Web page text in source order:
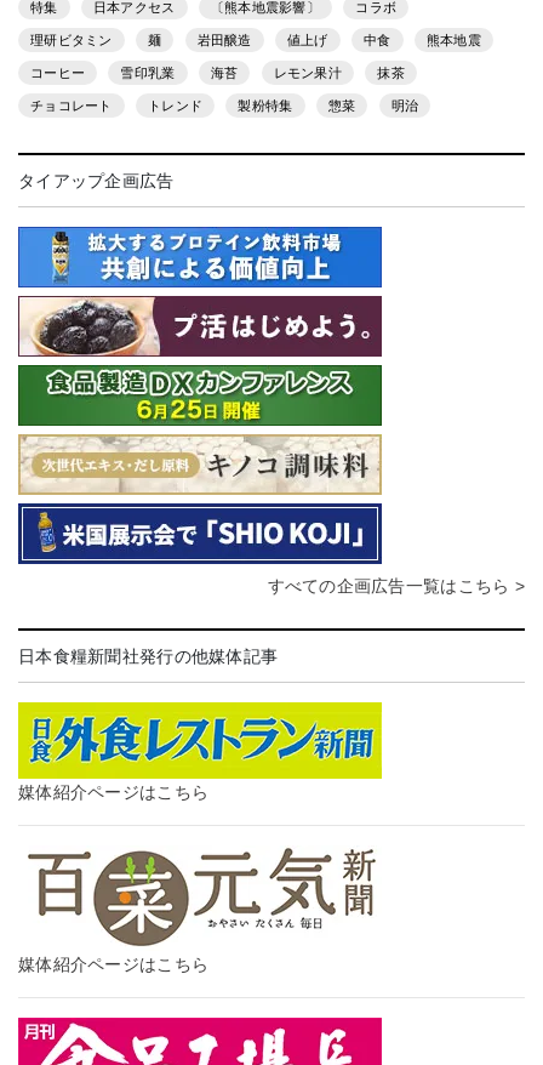
特集 日本アクセス 〔熊本地震影響〕 コラボ
理研ビタミン 麺 岩田醸造 値上げ 中食 熊本地震
コーヒー 雪印乳業 海苔 レモン果汁 抹茶
チョコレート トレンド 製粉特集 惣菜 明治
タイアップ企画広告
すべての企画広告一覧はこちら >
日本食糧新聞社発行の他媒体記事
媒体紹介ページはこちら
媒体紹介ページはこちら